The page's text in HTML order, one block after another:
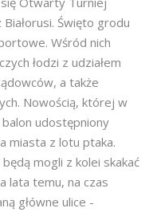
Białorusi. Święto grodu
Wśród nich
łodzi z udziałem
a także
Nowością, której w
udostępniony
miasta z lotu ptaka.
mogli z kolei skakać
lata temu, na czas
główne ulice -